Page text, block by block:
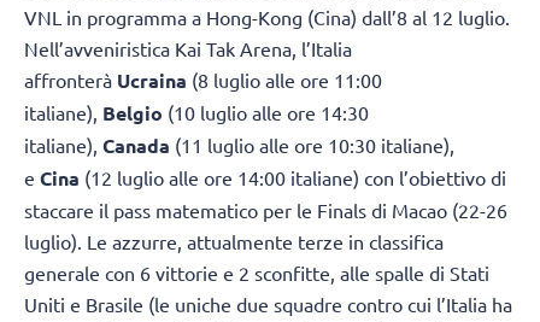
VNL in programma a Hong-Kong (Cina) dall’8 al 12 luglio.
Nell’avveniristica Kai Tak Arena, l’Italia
affronterà Ucraina (8 luglio alle ore 11:00
italiane), Belgio (10 luglio alle ore 14:30
italiane), Canada (11 luglio alle ore 10:30 italiane),
e Cina (12 luglio alle ore 14:00 italiane) con l’obiettivo di
staccare il pass matematico per le Finals di Macao (22-26
luglio). Le azzurre, attualmente terze in classifica
generale con 6 vittorie e 2 sconfitte, alle spalle di Stati
Uniti e Brasile (le uniche due squadre contro cui l’Italia ha